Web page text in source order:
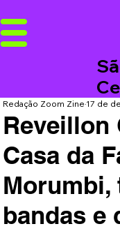
Reveillon
Casa da
Morumbi,
bandas e
Redação Zoom Zine17 de